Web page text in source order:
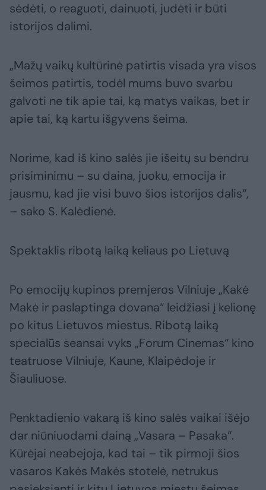
sėdėti, o reaguoti, dainuoti, judėti ir būti
istorijos dalimi.
„Mažų vaikų kultūrinė patirtis visada yra visos
šeimos patirtis, todėl mums buvo svarbu
galvoti ne tik apie tai, ką matys vaikas, bet ir
apie tai, ką kartu išgyvens šeima.
Norime, kad iš kino salės jie išeitų su bendru
prisiminimu – su daina, juoku, emocija ir
jausmu, kad jie visi buvo šios istorijos dalis“,
– sako S. Kalėdienė.
Spektaklis ribotą laiką keliaus po Lietuvą
Po emocijų kupinos premjeros Vilniuje „Kakė
Makė ir paslaptinga dovana“ leidžiasi į kelionę
po kitus Lietuvos miestus. Ribotą laiką
specialūs seansai vyks „Forum Cinemas“ kino
teatruose Vilniuje, Kaune, Klaipėdoje ir
Šiauliuose.
Penktadienio vakarą iš kino salės vaikai išėjo
dar niūniuodami dainą „Vasara – Pasaka“.
Kūrėjai neabejoja, kad tai – tik pirmoji šios
vasaros Kakės Makės stotelė, netrukus